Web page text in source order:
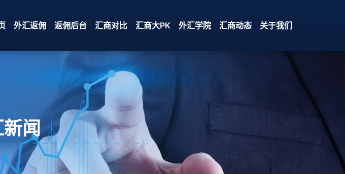
外汇返佣 返佣后台 汇商对比 汇商大PK 外汇学院 汇商动态 关于我们
闻